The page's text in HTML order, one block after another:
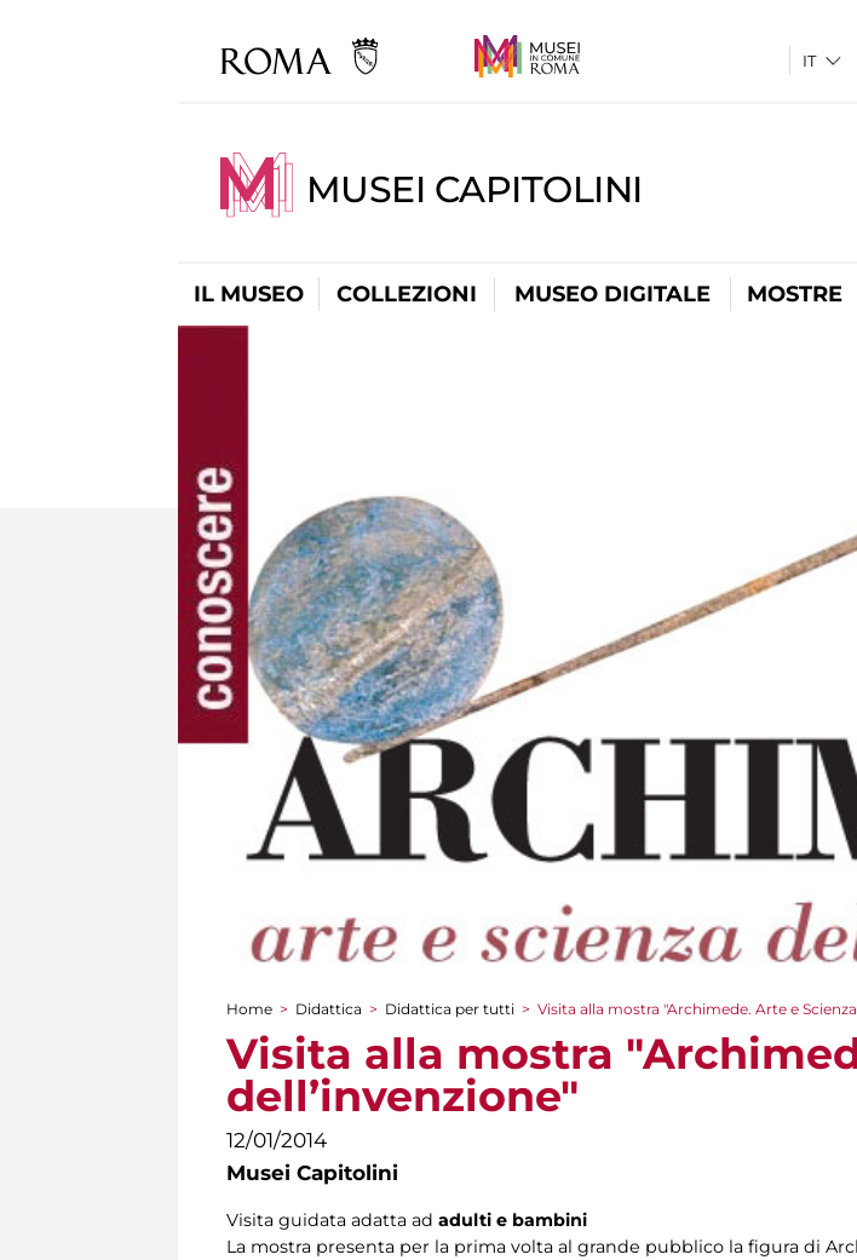
MUSEI CAPITOLINI
IL MUSEO COLLEZIONI MUSEO DIGITALE MOSTRE
Tu sei qui
Home > Didattica > Didattica per tutti > Visita alla mostra "Archimede. Arte e
Visita alla mostra
dell’invenzione"
12/01/2014
Musei Capitolini
Visita guidata adatta ad adulti e bambini
La mostra presenta per la prima volta al grande pubblico la figura di